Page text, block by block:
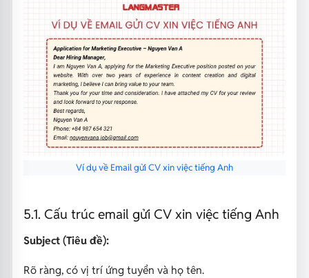
Ví dụ về Email gửi CV xin việc tiếng Anh
5.1. Cấu trúc email gửi CV xin việc tiếng Anh
Subject (Tiêu đề):
Rõ ràng, có vị trí ứng tuyển và họ tên.